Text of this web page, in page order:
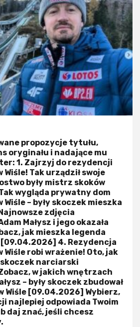
propozycje tytułu,
oryginału i nadające mu
1. Zajrzyj do rezydencji
Wiśle! Tak urządził swoje
były mistrz skoków
wygląda prywatny dom
Wiśle – były skoczek mieszka
zdjęcia
Małysz i jego okazała
jak mieszka legenda
4. Rezydencja
Wiśle robi wrażenie! Oto, jak
skoczek narciarski
w jakich wnętrzach
– były skoczek zbudował
Wiśle [09.04.2026] Wybierz,
najlepiej odpowiada Twoim
daj znać, jeśli chcesz